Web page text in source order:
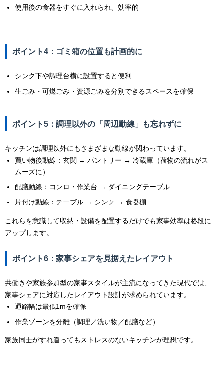
使用後の食器をすぐに入れられ、効率的
ポイント4：ゴミ箱の位置も計画的に
シンク下や調理台横に設置すると便利
生ごみ・可燃ごみ・資源ごみを分別できるスペースを確保
ポイント5： 調理以外の「周辺動線」も忘れずに
キッチンは調理以外にもさまざまな動線が関わっています。
買い物後動線：玄関 → パントリー → 冷蔵庫（荷物の流れがス
ムーズに）
配膳動線：コンロ・作業台 → ダイニングテーブル
片付け動線：テーブル → シンク → 食器棚
これらを意識して収納・設備を配置するだけでも家事効率は格段に
アップします。
ポイント6：家事シェアを見据えたレイアウト
共働きや家族参加型の家事スタイルが主流になってきた現代では、
家事シェアに対応したレイアウト設計が求められています。
通路幅は最低1mを確保
作業ゾーンを分離（調理／洗い物／配膳など）
家族同士がすれ違ってもストレスのないキッチンが理想です。